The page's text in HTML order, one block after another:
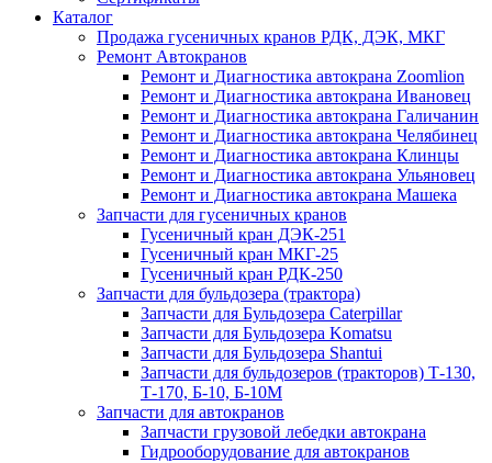
Каталог
Продажа гусеничных кранов РДК, ДЭК, МКГ
Ремонт Автокранов
Ремонт и Диагностика автокрана Zoomlion
Ремонт и Диагностика автокрана Ивановец
Ремонт и Диагностика автокрана Галичанин
Ремонт и Диагностика автокрана Челябинец
Ремонт и Диагностика автокрана Клинцы
Ремонт и Диагностика автокрана Ульяновец
Ремонт и Диагностика автокрана Машека
Запчасти для гусеничных кранов
Гусеничный кран ДЭК-251
Гусеничный кран МКГ-25
Гусеничный кран РДК-250
Запчасти для бульдозера (трактора)
Запчасти для Бульдозера Caterpillar
Запчасти для Бульдозера Komatsu
Запчасти для Бульдозера Shantui
Запчасти для бульдозеров (тракторов) Т-130,
Т-170, Б-10, Б-10М
Запчасти для автокранов
Запчасти грузовой лебедки автокрана
Гидрооборудование для автокранов